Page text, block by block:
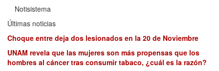
Notisistema
Últimas noticias
Choque entre deja dos lesionados en la 20 de Noviembre
UNAM revela que las mujeres son más propensas que los
hombres al cáncer tras consumir tabaco, ¿cuál es la razón?